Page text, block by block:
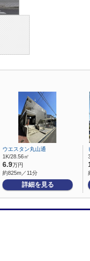
ウエスタン丸山通
1K/28.56㎡
6.9万円
約825m／11分
詳細を見る